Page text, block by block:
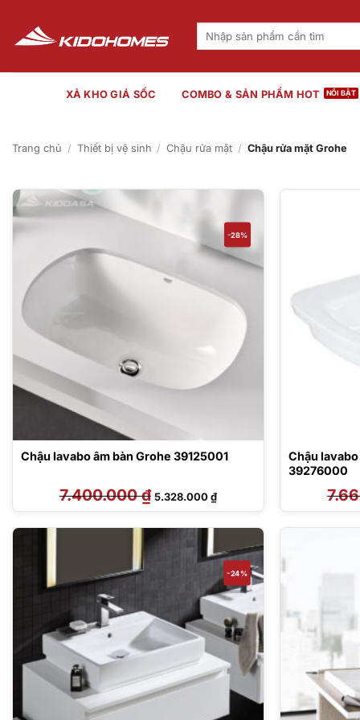
nội
dung
Tìm
XẢ KHO GIÁ SỐC COMBO & SẢN PHẨM HOT
Trang chủ / Thiết bị vệ sinh / Chậu rửa mặt / Chậu rửa mặt Grohe
-28%
Chậu lavabo âm bàn Grohe 39125001
7.400.000₫ Giá
gốc
là:
5.328.000₫Giá
hiện
tại
5.328.000 ₫.
Chậu
39276000
-24%